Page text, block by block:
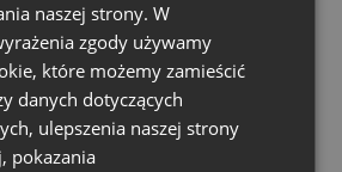
produkty, upominki dla
z materiałami dotyczącymi Twojej
na gadżety okażą się
targów, konferencji, spotkań
eventów!
na gadżety
naszej strony. W
zgody używamy
które możemy zamieścić
danych dotyczących
ulepszenia naszej strony
pokazania